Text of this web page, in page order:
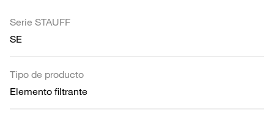
Serie STAUFF
SE
Tipo de producto
Elemento filtrante